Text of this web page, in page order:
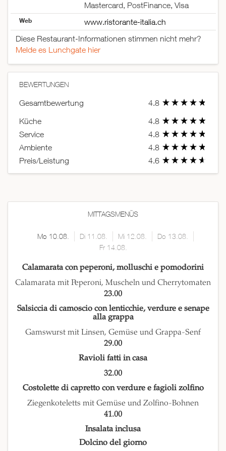
Mastercard, PostFinance, Visa
Web
www.ristorante-italia.ch
Diese Restaurant-Informationen stimmen nicht mehr?
Melde es Lunchgate hier
BEWERTUNGEN
Gesamtbewertung
4.8
Küche
4.8
Service
4.8
Ambiente
4.8
Preis/Leistung
4.6
MITTAGSMENÜS
Mo 10.08. Di 11.08. Mi 12.08.
Do 13.08.
Fr 14.08.
Calamarata con peperoni, molluschi e pomodorini
Calamarata mit Peperoni, Muscheln und Cherrytomaten
23.00
Salsiccia di camoscio con lenticchie, verdure e senape
alla grappa
Gamswurst mit Linsen, Gemüse und Grappa-Senf
29.00
Ravioli fatti in casa
32.00
Costolette di capretto con verdure e fagioli zolfino
Ziegenkoteletts mit Gemüse und Zolfino-Bohnen
41.00
Insalata inclusa
Dolcino del giorno